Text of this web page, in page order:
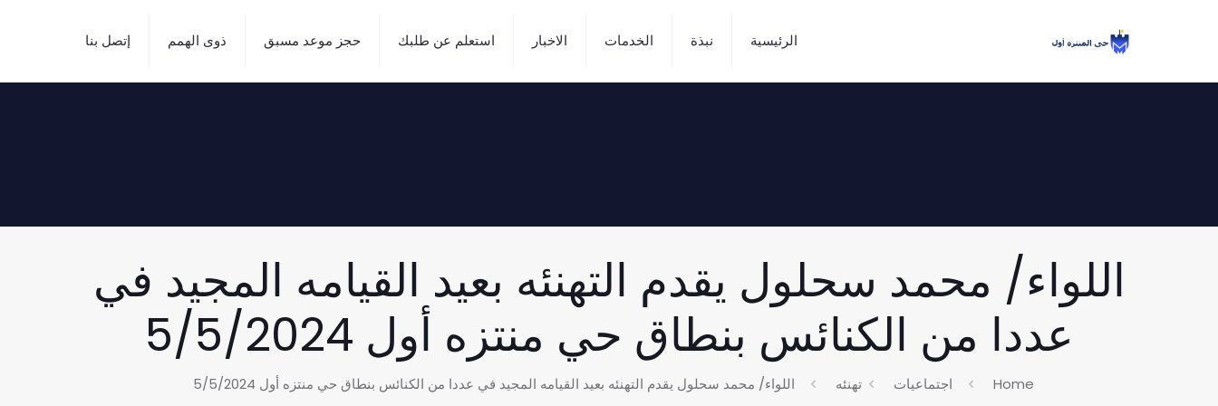
الرئيسية نبذة الخدمات الاخبار استعلم عن طلبك حجز موعد مسبق ذوى الهمم إتصل بنا
اللواء/ محمد سحلول يقدم التهنئه بعيد القيامه المجيد في
عددا من الكنائس بنطاق حي منتزه أول 5/5/2024
Home اجتماعيات تهنئه اللواء/ محمد سحلول يقدم التهنئه بعيد القيامه المجيد في عددا من الكنائس بنطاق حي منتزه أول 5/5/2024